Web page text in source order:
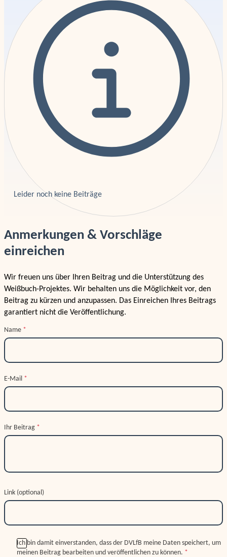
Leider noch keine Beiträge
Anmerkungen & Vorschläge
einreichen
Wir freuen uns über Ihren Beitrag und die Unterstützung des
Weißbuch-Projektes. Wir behalten uns die Möglichkeit vor, den
Beitrag zu kürzen und anzupassen. Das Einreichen Ihres Beitrags
garantiert nicht die Veröffentlichung.
Name *
E-Mail *
Ihr Beitrag *
Link (optional)
Ich bin damit einverstanden, dass der DVLfB meine Daten speichert, um
meinen Beitrag bearbeiten und veröffentlichen zu können. *